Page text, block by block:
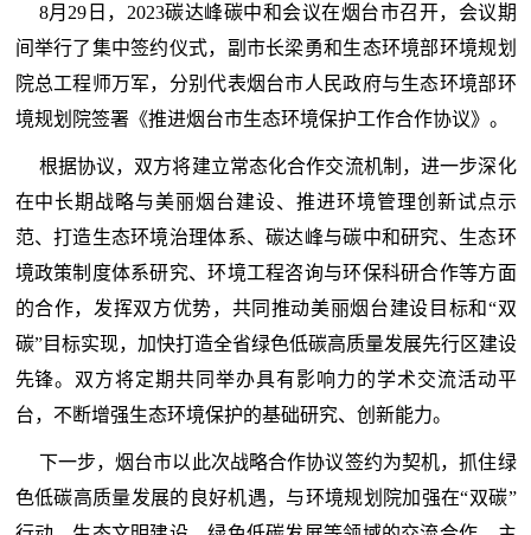
8月29日，2023碳达峰碳中和会议在烟台市召开，会议期
间举行了集中签约仪式，副市长梁勇和生态环境部环境规划
院总工程师万军，分别代表烟台市人民政府与生态环境部环
境规划院签署《推进烟台市生态环境保护工作合作协议》。
根据协议，双方将建立常态化合作交流机制，进一步深化
在中长期战略与美丽烟台建设、推进环境管理创新试点示
范、打造生态环境治理体系、碳达峰与碳中和研究、生态环
境政策制度体系研究、环境工程咨询与环保科研合作等方面
的合作，发挥双方优势，共同推动美丽烟台建设目标和“双
碳”目标实现，加快打造全省绿色低碳高质量发展先行区建设
先锋。双方将定期共同举办具有影响力的学术交流活动平
台，不断增强生态环境保护的基础研究、创新能力。
下一步，烟台市以此次战略合作协议签约为契机，抓住绿
色低碳高质量发展的良好机遇，与环境规划院加强在“双碳”